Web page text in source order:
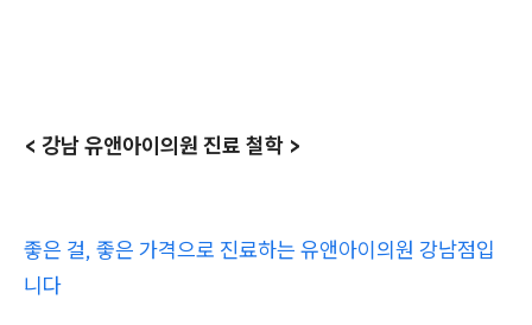
< 강남 유앤아이의원 진료 철학 >
좋은 걸, 좋은 가격으로 진료하는 유앤아이의원 강남점입
니다